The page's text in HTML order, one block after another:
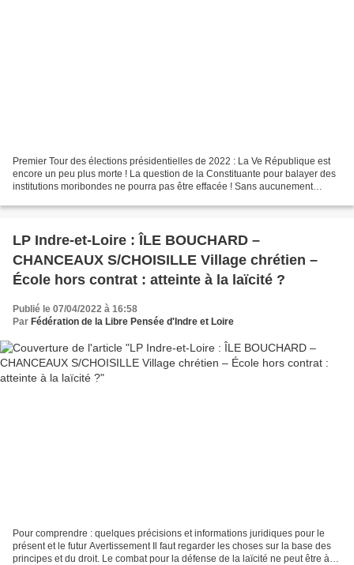
Premier Tour des élections présidentielles de 2022 : La Ve République est
encore un peu plus morte ! La question de la Constituante pour balayer des
institutions moribondes ne pourra pas être effacée ! Sans aucunement
LP Indre-et-Loire : ÎLE BOUCHARD –
CHANCEAUX S/CHOISILLE Village chrétien –
École hors contrat : atteinte à la laïcité ?
Publié le 07/04/2022 à 16:58
Par Fédération de la Libre Pensée d'Indre et Loire
Pour comprendre : quelques précisions et informations juridiques pour le
présent et le futur Avertissement Il faut regarder les choses sur la base des
principes et du droit. Le combat pour la défense de la laïcité ne peut être à